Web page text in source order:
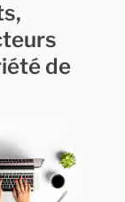
de